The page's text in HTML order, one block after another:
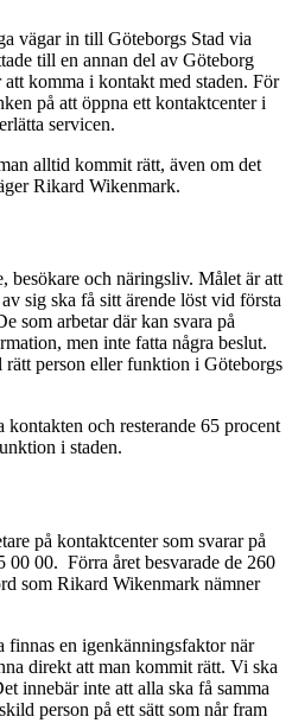
vägar in till Göteborgs Stad via
till en annan del av Göteborg
komma i kontakt med staden. För
på att öppna ett kontaktcenter i
servicen.
alltid kommit rätt, även om det
Rikard Wikenmark.
besökare och näringsliv. Målet är att
sig ska få sitt ärende löst vid första
som arbetar där kan svara på
men inte fatta några beslut.
person eller funktion i Göteborgs
och resterande 65 procent
i staden.
på kontaktcenter som svarar på
00 00. Förra året besvarade de 260
som Rikard Wikenmark nämner
en igenkänningsfaktor när
direkt att man kommit rätt. Vi ska
innebär inte att alla ska få samma
person på ett sätt som når fram